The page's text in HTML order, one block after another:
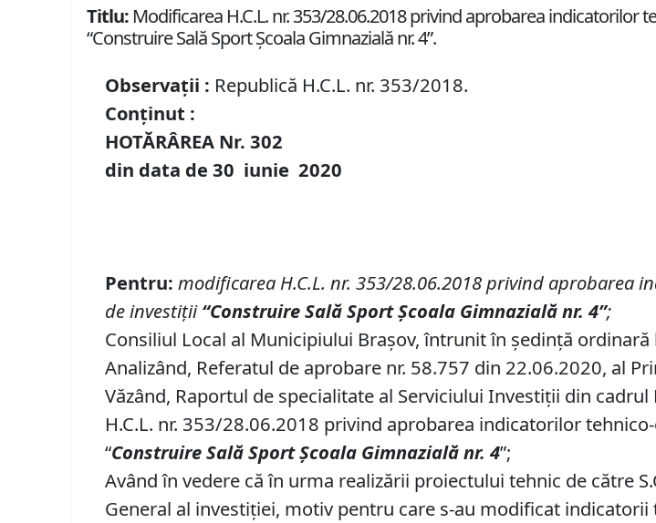
Titlu: Modificarea H.C.L. nr. 353/28.06.2018 privind aprobarea
“Construire Sală Sport Școala Gimnazială nr. 4”.
Observații : Republică H.C.L. nr. 353/2018.
Conținut :
HOTĂRÂREA Nr.302
din data de30 iunie2020
Pentru: modificarea H.C.L. nr.353/28.06.2018privind aprobarea
de investiții“Construire Sală Sport Școala Gimnazială nr. 4”;
Consiliul Local al Municipiului Brașov, întrunit în ședință
Analizând, Referatul de aprobare nr. 58.757 din 22.06.2020, al
Văzând, Raportul de specialitate al Serviciului Investiții din
H.C.L. nr. 353/28.06.2018 privind aprobarea indicatorilor
“Construire Sală Sport Școala Gimnazială nr. 4”;
Având în vedere că în urma realizării proiectului tehnic de către
General al investiției, motiv pentru care s-au modificat